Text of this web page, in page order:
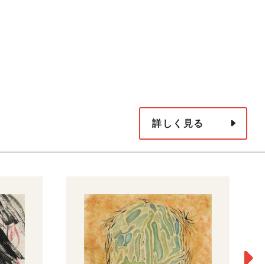
詳しく見る